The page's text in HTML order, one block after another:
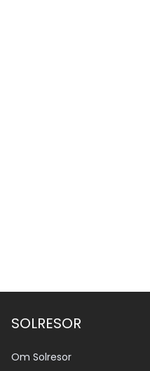
SOLRESOR
Om Solresor